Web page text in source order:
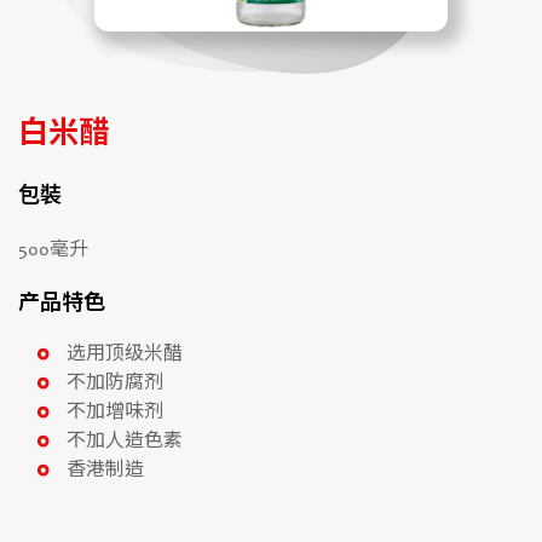
白米醋
包裝
500毫升
产品特色
选用顶级米醋
不加防腐剂
不加增味剂
不加人造色素
香港制造